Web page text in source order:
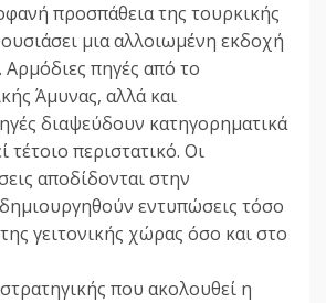
προσπάθεια της τουρκικής
μια αλλοιωμένη εκδοχή
πηγές από το
Άμυνας, αλλά και
διαψεύδουν κατηγορηματικά
τέτοιο περιστατικό. Οι
αποδίδονται στην
εντυπώσεις τόσο
γειτονικής χώρας όσο και στο
που ακολουθεί η